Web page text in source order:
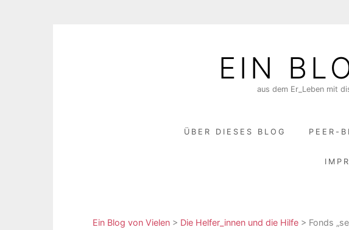
EIN
aus dem Er_Leben mit
ÜBER DIESES BLOG PEER-
Ein Blog von Vielen > Die Helfer_innen und die Hilfe > Fonds